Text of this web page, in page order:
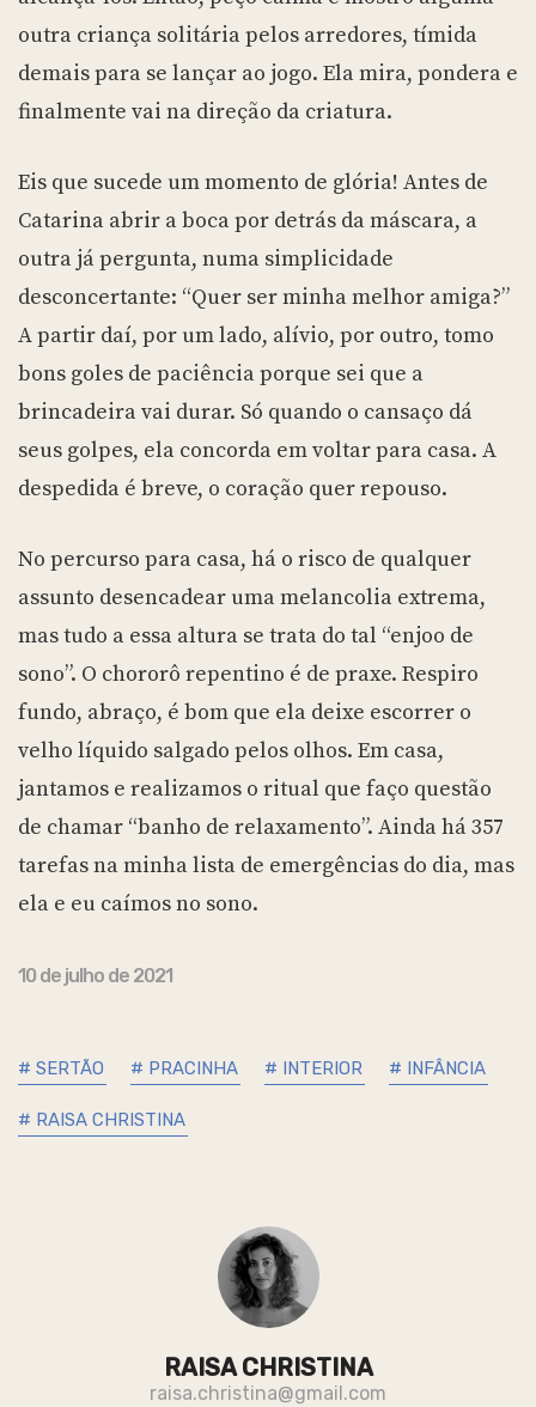
outra criança solitária pelos arredores, tímida
demais para se lançar ao jogo. Ela mira, pondera e
finalmente vai na direção da criatura.
Eis que sucede um momento de glória! Antes de
Catarina abrir a boca por detrás da máscara, a
outra já pergunta, numa simplicidade
desconcertante: “Quer ser minha melhor amiga?”
A partir daí, por um lado, alívio, por outro, tomo
bons goles de paciência porque sei que a
brincadeira vai durar. Só quando o cansaço dá
seus golpes, ela concorda em voltar para casa. A
despedida é breve, o coração quer repouso.
No percurso para casa, há o risco de qualquer
assunto desencadear uma melancolia extrema,
mas tudo a essa altura se trata do tal “enjoo de
sono”. O chororô repentino é de praxe. Respiro
fundo, abraço, é bom que ela deixe escorrer o
velho líquido salgado pelos olhos. Em casa,
jantamos e realizamos o ritual que faço questão
de chamar “banho de relaxamento”. Ainda há 357
tarefas na minha lista de emergências do dia, mas
ela e eu caímos no sono.
10 de julho de 2021
# SERTÃO # PRACINHA # INTERIOR # INFÂNCIA
# RAISA CHRISTINA
RAISA CHRISTINA
raisa.christina@gmail.com